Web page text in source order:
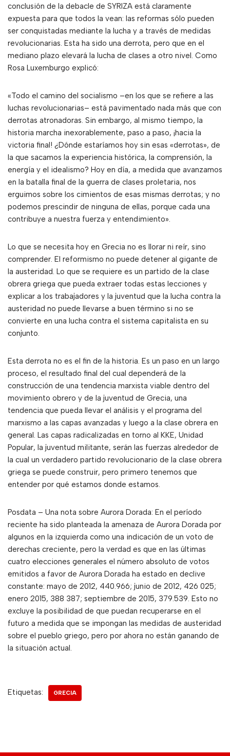
conclusión de la debacle de SYRIZA está claramente
expuesta para que todos la vean: las reformas sólo pueden
ser conquistadas mediante la lucha y a través de medidas
revolucionarias. Esta ha sido una derrota, pero que en el
mediano plazo elevará la lucha de clases a otro nivel. Como
Rosa Luxemburgo explicó:
«Todo el camino del socialismo –en los que se refiere a las
luchas revolucionarias– está pavimentado nada más que con
derrotas atronadoras. Sin embargo, al mismo tiempo, la
historia marcha inexorablemente, paso a paso, ¡hacia la
victoria final! ¿Dónde estaríamos hoy sin esas «derrotas», de
la que sacamos la experiencia histórica, la comprensión, la
energía y el idealismo? Hoy en día, a medida que avanzamos
en la batalla final de la guerra de clases proletaria, nos
erguimos sobre los cimientos de esas mismas derrotas; y no
podemos prescindir de ninguna de ellas, porque cada una
contribuye a nuestra fuerza y ​​entendimiento».
Lo que se necesita hoy en Grecia no es llorar ni reír, sino
comprender. El reformismo no puede detener al gigante de
la austeridad. Lo que se requiere es un partido de la clase
obrera griega que pueda extraer todas estas lecciones y
explicar a los trabajadores y la juventud que la lucha contra la
austeridad no puede llevarse a buen término si no se
convierte en una lucha contra el sistema capitalista en su
conjunto.
Esta derrota no es el fin de la historia. Es un paso en un largo
proceso, el resultado final del cual dependerá de la
construcción de una tendencia marxista viable dentro del
movimiento obrero y de la juventud de Grecia, una
tendencia que pueda llevar el análisis y el programa del
marxismo a las capas avanzadas y luego a la clase obrera en
general. Las capas radicalizadas en torno al KKE, Unidad
Popular, la juventud militante, serán las fuerzas alrededor de
la cual un verdadero partido revolucionario de la clase obrera
griega se puede construir, pero primero tenemos que
entender por qué estamos donde estamos.
Posdata – Una nota sobre Aurora Dorada: En el período
reciente ha sido planteada la amenaza de Aurora Dorada por
algunos en la izquierda como una indicación de un voto de
derechas creciente, pero la verdad es que en las últimas
cuatro elecciones generales el número absoluto de votos
emitidos a favor de Aurora Dorada ha estado en declive
constante: mayo de 2012, 440.966; junio de 2012, 426 025;
enero 2015, 388 387; septiembre de 2015, 379.539. Esto no
excluye la posibilidad de que puedan recuperarse en el
futuro a medida que se impongan las medidas de austeridad
sobre el pueblo griego, pero por ahora no están ganando de
la situación actual.
Etiquetas: GRECIA